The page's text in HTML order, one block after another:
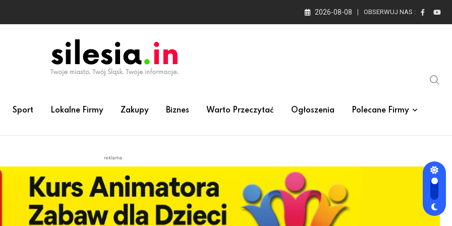
2026-08-08 OBSERWUJ NAS :
Sport Lokalne Firmy Zakupy Biznes Warto Przeczytać Ogłoszenia Polecane Firmy
reklama